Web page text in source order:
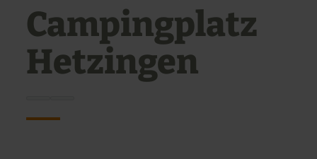
Campingplatz
Hetzingen